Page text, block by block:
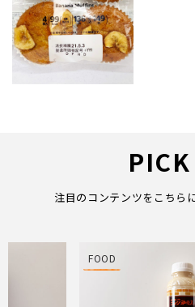
注目のコンテンツをこちら
FOOD